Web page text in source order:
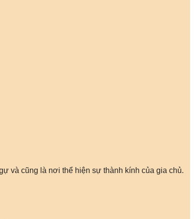
và cũng là nơi thể hiện sự thành kính của gia chủ.